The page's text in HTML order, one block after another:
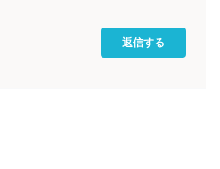
返信する